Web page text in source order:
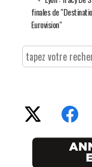
finales de
Eurovision"